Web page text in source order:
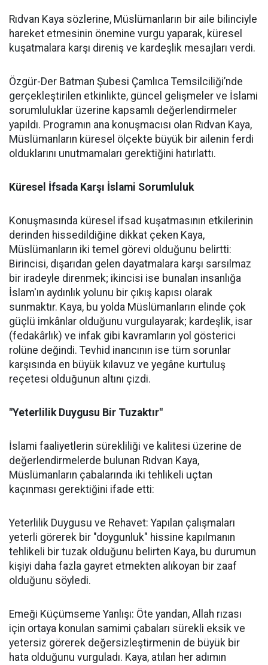
Rıdvan Kaya sözlerine, Müslümanların bir aile bilinciyle
hareket etmesinin önemine vurgu yaparak, küresel
kuşatmalara karşı direniş ve kardeşlik mesajları verdi.
Özgür-Der Batman Şubesi Çamlıca Temsilciliği’nde
gerçekleştirilen etkinlikte, güncel gelişmeler ve İslami
sorumluluklar üzerine kapsamlı değerlendirmeler
yapıldı. Programın ana konuşmacısı olan Rıdvan Kaya,
Müslümanların küresel ölçekte büyük bir ailenin ferdi
olduklarını unutmamaları gerektiğini hatırlattı.
Küresel İfsada Karşı İslami Sorumluluk
Konuşmasında küresel ifsad kuşatmasının etkilerinin
derinden hissedildiğine dikkat çeken Kaya,
Müslümanların iki temel görevi olduğunu belirtti:
Birincisi, dışarıdan gelen dayatmalara karşı sarsılmaz
bir iradeyle direnmek; ikincisi ise bunalan insanlığa
İslam'ın aydınlık yolunu bir çıkış kapısı olarak
sunmaktır. Kaya, bu yolda Müslümanların elinde çok
güçlü imkânlar olduğunu vurgulayarak; kardeşlik, isar
(fedakârlık) ve infak gibi kavramların yol gösterici
rolüne değindi. Tevhid inancının ise tüm sorunlar
karşısında en büyük kılavuz ve yegâne kurtuluş
reçetesi olduğunun altını çizdi.
"Yeterlilik Duygusu Bir Tuzaktır"
İslami faaliyetlerin sürekliliği ve kalitesi üzerine de
değerlendirmelerde bulunan Rıdvan Kaya,
Müslümanların çabalarında iki tehlikeli uçtan
kaçınması gerektiğini ifade etti:
Yeterlilik Duygusu ve Rehavet: Yapılan çalışmaları
yeterli görerek bir "doygunluk" hissine kapılmanın
tehlikeli bir tuzak olduğunu belirten Kaya, bu durumun
kişiyi daha fazla gayret etmekten alıkoyan bir zaaf
olduğunu söyledi.
Emeği Küçümseme Yanlışı: Öte yandan, Allah rızası
için ortaya konulan samimi çabaları sürekli eksik ve
yetersiz görerek değersizleştirmenin de büyük bir
hata olduğunu vurguladı. Kaya, atılan her adımın